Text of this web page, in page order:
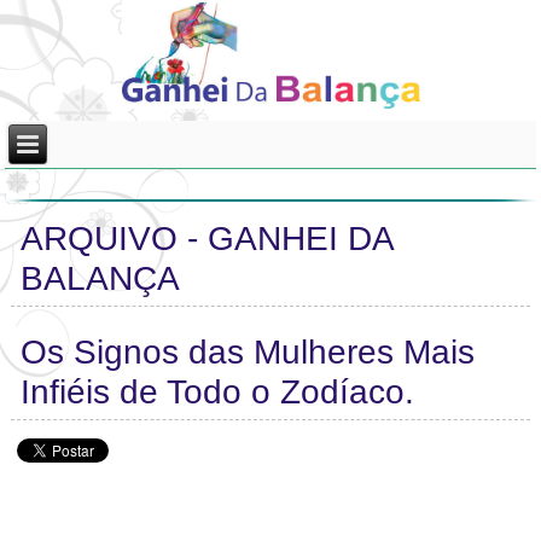
ARQUIVO - GANHEI DA
BALANÇA
Os Signos das Mulheres Mais
Infiéis de Todo o Zodíaco.